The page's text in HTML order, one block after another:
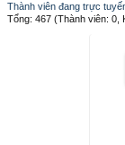
Thành viên đang trực
Tổng: 467 (Thành viên: 0,